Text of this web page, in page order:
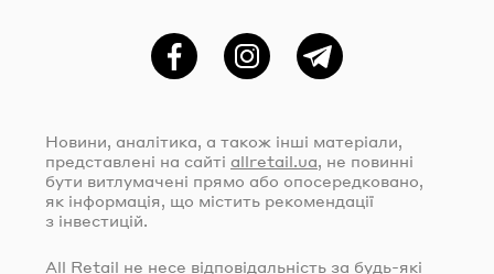
ФейсбукInstagramTelegram
Новини, аналітика, а також інші матеріали,
представлені на сайті allretail.ua, не повинні
бути витлумачені прямо або опосередковано,
як інформація, що містить рекомендації
з інвестицій.
All Retail не несе відповідальність за будь-які